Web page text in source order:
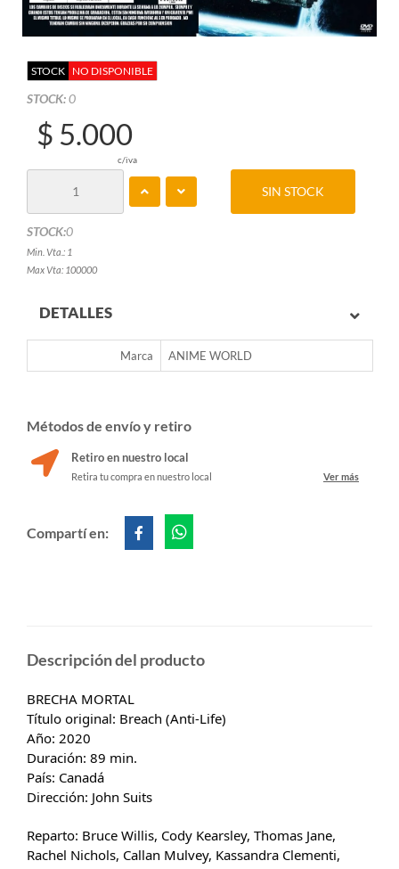
STOCK NO DISPONIBLE
STOCK:0
$ 5.000
c/iva
STOCK:0
Min. Vta.: 1
Max Vta: 100000
SIN STOCK
DETALLES
Marca ANIME WORLD
Métodos de envío y retiro
Retiro en nuestro local
Retira tu compra en nuestro local Ver más
Compartí en:
Descripción del producto
BRECHA MORTAL
Título original: Breach (Anti-Life)
Año: 2020
Duración: 89 min.
País: Canadá
Dirección: John Suits
Reparto: Bruce Willis, Cody Kearsley, Thomas Jane,
Rachel Nichols, Callan Mulvey, Kassandra Clementi,